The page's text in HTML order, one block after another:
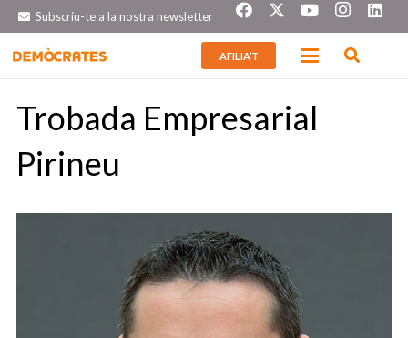
Subscriu-te a la nostra newsletter
AFILIA’T
Trobada Empresarial
Pirineu